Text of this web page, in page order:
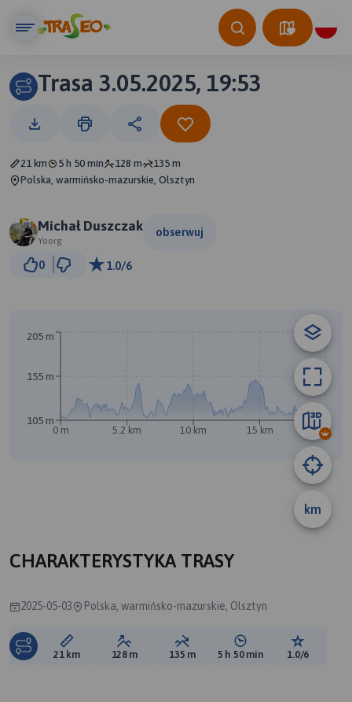
Trasa 3.05.2025, 19:53
21 km 5 h 50 min 128 m
135 m
Polska, warmińsko-mazurskie, Olsztyn
Michał Duszczak
Yoorg
obserwuj
0 1.0/6
km
0 m 5.2 km 10 km 15 km 21 km
105 m
155 m
205 m
CHARAKTERYSTYKA TRASY
2025-05-03 Polska, warmińsko-mazurskie, Olsztyn
Długość trasy:
21 km Suma przewyższeń:
128 m Suma spadków:
135 m Średni czas potrzebny
5 h 50 min Ocena
1.0/6